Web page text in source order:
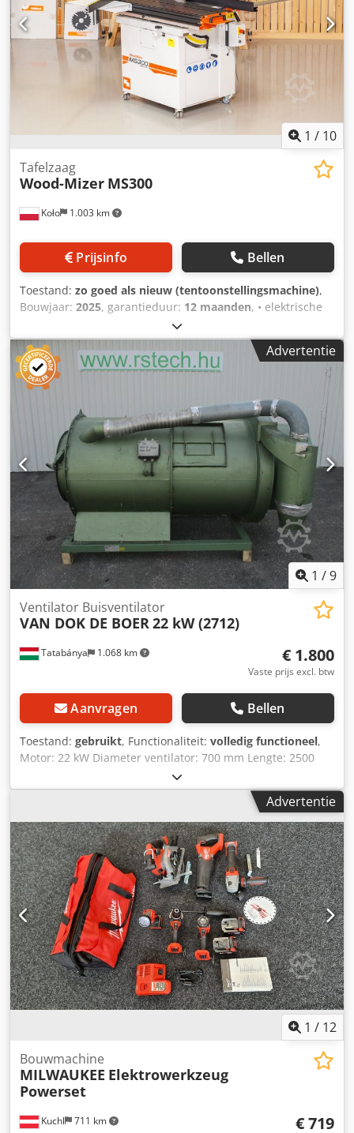
fabricage Chjdpfx Aeznkzlogmja – zeer goede staat –
gebruikte zaag Netto prijs: 5900 PLN Netto prijs: 1405 EUR,
afhankelijk van een wisselkoers van 4,20 EUR (Prijzen
kunnen wijzigen bij grotere schommelingen in de
1 / 10
Koło 1.003 km
Tafelzaag
Wood-Mizer MS300
Prijsinfo Bellen
Toestand: zo goed als nieuw (tentoonstellingsmachine),
Bouwjaar: 2025, garantieduur: 12 maanden, • elektrische
motor met een vermogen van 3 kW • snijhoogte 103 mm •
afstand tussen het cirkelzaagblad en de parallelgeleider
800 mm • lengte van de schuiftafel 1100 mm • breedte van
de schuiftafel 350 mm • lengte van het werkblad 900 mm •
totale breedte van het tafelblad 950 mm Csdpfx Agszqz
Advertentie
1 /9
Tatabánya 1.068 km
Ventilator Buisventilator
VAN DOK DE BOER22 kW (2712)
€ 1.800
Vaste prijs excl. btw
Aanvragen Bellen
Toestand: gebruikt, Functionaliteit: volledig functioneel,
Motor: 22 kW Diameter ventilator: 700 mm Lengte: 2500
Advertentie
1 / 12
Kuchl 711 km
Bouwmachine
MILWAUKEE Elektrowerkzeug
Powerset
€ 719